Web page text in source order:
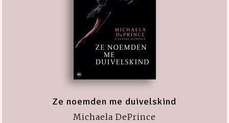
Ze noemden me duivelskind
Michaela DePrince